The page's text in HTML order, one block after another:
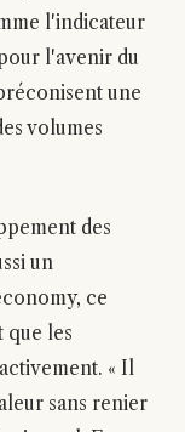
l'indicateur
l'avenir du
une
volumes
des
un
ce
que les
« Il
sans renier